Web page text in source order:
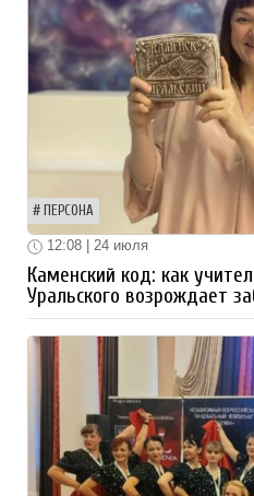
ПЕРСОНА
12:08 | 24 июля
Каменский код: как
Уральского возрождает